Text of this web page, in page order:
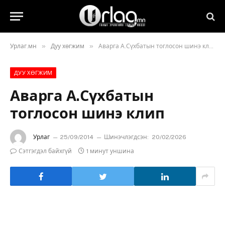
Урлаг.мн » Дуу хөгжим » Аварга А.Сүхбатын тоглосон шинэ клип
ДУУ ХӨГЖИМ
Аварга А.Сүхбатын
тоглосон шинэ клип
Урлаг 25/09/2014 Шинэчлэгдсэн: 20/02/2026
Сэтгэгдэл байхгүй
1 минут уншина